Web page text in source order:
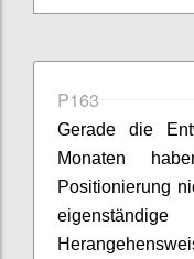
P163
Gerade die
Monaten
Positionierung